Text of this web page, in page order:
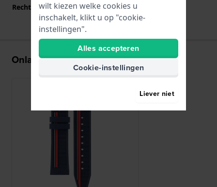
Rechte aanzet
Ja
Onlangs bekeken
wilt kiezen welke cookies u
inschakelt, klikt u op "cookie-
instellingen".
Alles accepteren
Cookie-instellingen
Liever niet